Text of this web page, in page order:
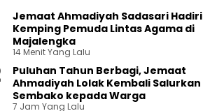
Jemaat Ahmadiyah Sadasari Hadiri
Kemping Pemuda Lintas Agama di
Majalengka
14 Menit Yang Lalu
Puluhan Tahun Berbagi, Jemaat
Ahmadiyah Lolak Kembali Salurkan
Sembako kepada Warga
7 Jam Yang Lalu